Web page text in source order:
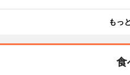
もっ
食